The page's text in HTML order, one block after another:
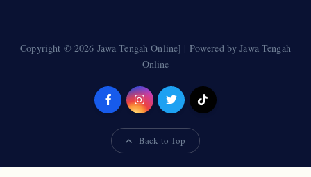
Copyright © 2026 Jawa Tengah Online] | Powered by Jawa Tengah
Online
Back to Top